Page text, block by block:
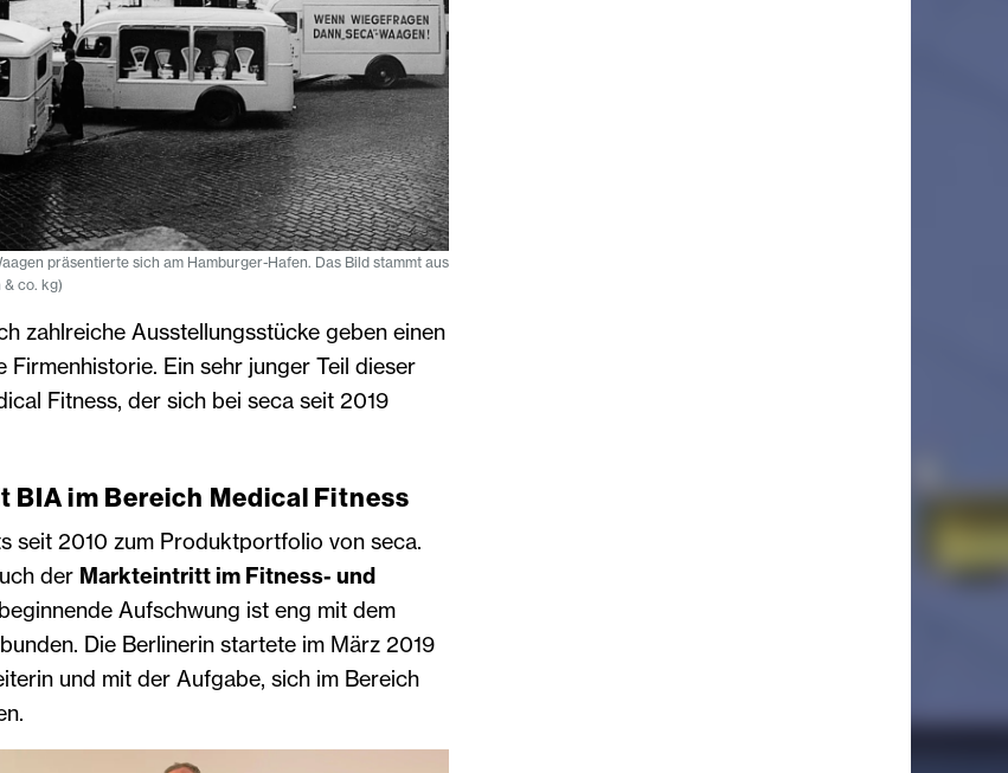
präsentierte sich am Hamburger-Hafen. Das Bild stammt aus
co. kg)
zahlreiche Ausstellungsstücke geben einen
Firmenhistorie. Ein sehr junger Teil dieser
Fitness, der sich bei seca seit 2019
BIA im Bereich Medical Fitness
seit 2010 zum Produktportfolio von seca.
der Markteintritt im Fitness- und
Aufschwung ist eng mit dem
Die Berlinerin startete im März 2019
und mit der Aufgabe, sich im Bereich